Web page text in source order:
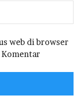
web di browser